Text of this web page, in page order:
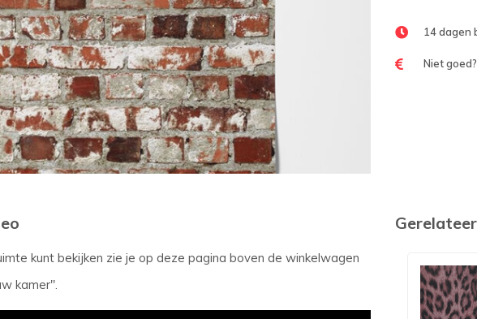
14 dagen
Niet
kunt bekijken zie je op deze pagina boven de winkelwagen
kamer".